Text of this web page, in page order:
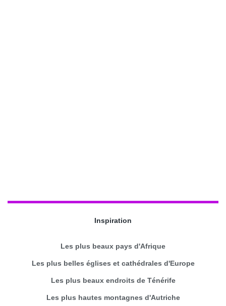
Inspiration
Les plus beaux pays d'Afrique
Les plus belles églises et cathédrales d'Europe
Les plus beaux endroits de Ténérife
Les plus hautes montagnes d'Autriche